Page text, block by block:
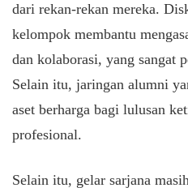
dari rekan-rekan mereka.
kelompok membantu
dan kolaborasi, yang sangat
Selain itu, jaringan alumni
aset berharga bagi lulusan
profesional.
Selain itu, gelar sarjana